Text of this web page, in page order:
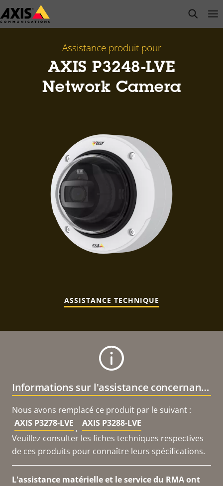
Passer
au
open
Assistance produit pour
AXIS P3248-LVE
Network Camera
ASSISTANCE TECHNIQUE
Informations sur l'assistance concernant le produit
Nous avons remplacé ce produit par le suivant :
AXIS P3278-LVE , AXIS P3288-LVE
Veuillez consulter les fiches techniques respectives
de ces produits pour connaître leurs spécifications.
L'assistance matérielle et le service du RMA ont